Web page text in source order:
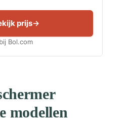
prijs
bij Bol.com
modellen